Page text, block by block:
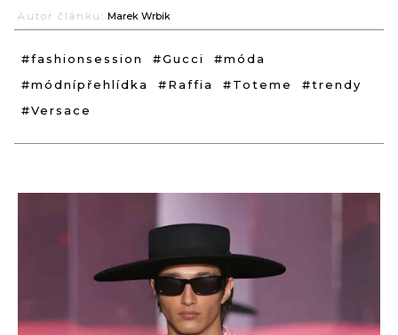
Autor článku: Marek Wrbik
#fashionsession #Gucci
#móda
#módnípřehlídka
#Raffia #Toteme
#trendy
#Versace